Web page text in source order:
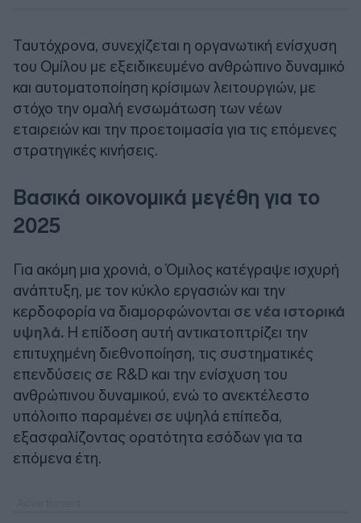
Ταυτόχρονα, συνεχίζεται η οργανωτική ενίσχυση
του Ομίλου με εξειδικευμένο ανθρώπινο δυναμικό
και αυτοματοποίηση κρίσιμων λειτουργιών, με
στόχο την ομαλή ενσωμάτωση των νέων
εταιρειών και την προετοιμασία για τις επόμενες
στρατηγικές κινήσεις.
Βασικά οικονομικά μεγέθη για το
2025
Για ακόμη μια χρονιά, ο Όμιλος κατέγραψε ισχυρή
ανάπτυξη, με τον κύκλο εργασιών και την
κερδοφορία να διαμορφώνονται σε νέα ιστορικά
υψηλά. Η επίδοση αυτή αντικατοπτρίζει την
επιτυχημένη διεθνοποίηση, τις συστηματικές
επενδύσεις σε R&D και την ενίσχυση του
ανθρώπινου δυναμικού, ενώ το ανεκτέλεστο
υπόλοιπο παραμένει σε υψηλά επίπεδα,
εξασφαλίζοντας ορατότητα εσόδων για τα
επόμενα έτη.